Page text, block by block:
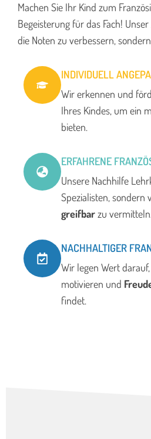
Machen Sie Ihr Kind zum
Begeisterung für das Fach!
die Noten zu verbessern,
INDIVIDUELL
Wir erkennen und
Ihres Kindes, um ein
bieten.
ERFAHRENE
Unsere Nachhilfe
Spezialisten, sondern
greifbarzu vermitteln.
NACHHALTIGER
Wir legen Wert
motivieren und
findet.